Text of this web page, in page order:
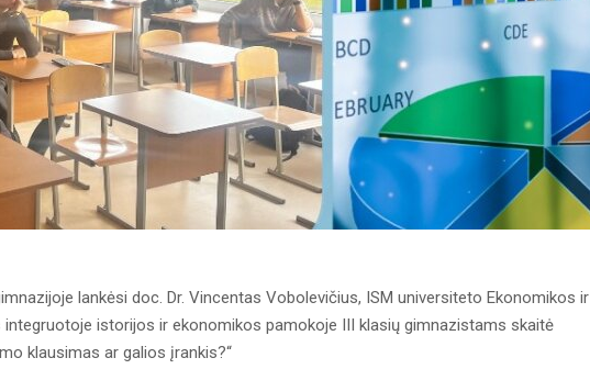
lankėsi doc. Dr. Vincentas Vobolevičius, ISM universiteto Ekonomikos ir
istorijos ir ekonomikos pamokoje III klasių gimnazistams skaitė
klausimas ar galios įrankis?“